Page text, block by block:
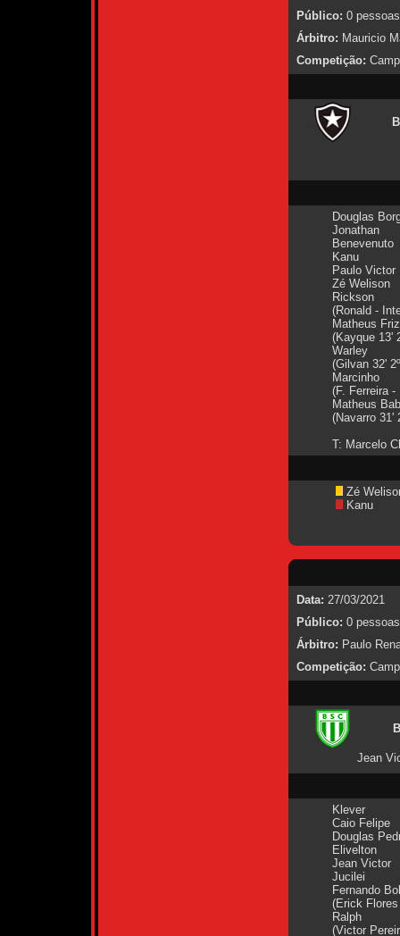
Público: 0 pessoas
Árbitro: Mauricio
Competição:
Douglas
Jonathan
Benevenuto
Kanu
Paulo Victor
Zé Welison
Rickson
(Ronald -
Matheus
(Kayque 13'
Warley
(Gilvan 32'
Marcinho
(F. Ferreira -
Matheus
(Navarro 31'
T: Marcelo
Zé
Kanu
Data: 27/03/2021
Público: 0 pessoas
Árbitro: Paulo
Competição:
Jean
Klever
Caio Felipe
Douglas
Elivelton
Jean Victor
Jucilei
Fernando
(Erick Flores
Ralph
(Victor